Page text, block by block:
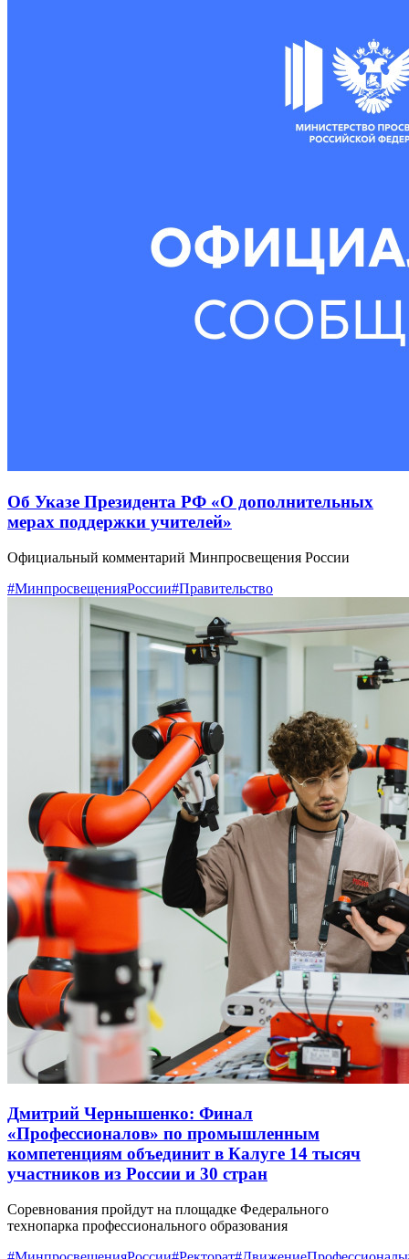
Об Указе Президента РФ «О дополнительных
мерах поддержки учителей»
Официальный комментарий Минпросвещения России
#МинпросвещенияРоссии#Правительство
Дмитрий Чернышенко: Финал
«Профессионалов» по промышленным
компетенциям объединит в Калуге 14 тысяч
участников из России и 30 стран
Соревнования пройдут на площадке Федерального
технопарка профессионального образования